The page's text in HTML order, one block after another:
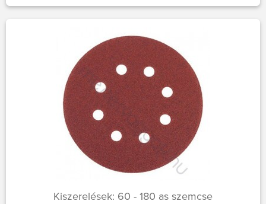
Kiszerelések: 60 - 180 as szemcse